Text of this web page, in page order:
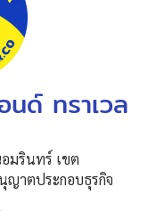
ด์ ทราเวล
มรินทร์ เขต
ญาตประกอบธุรกิจ